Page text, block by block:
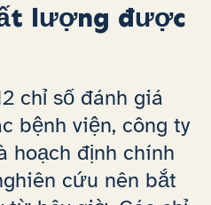
lượng được
chỉ số đánh giá
bệnh viện, công ty
hoạch định chính
cứu nên bắt